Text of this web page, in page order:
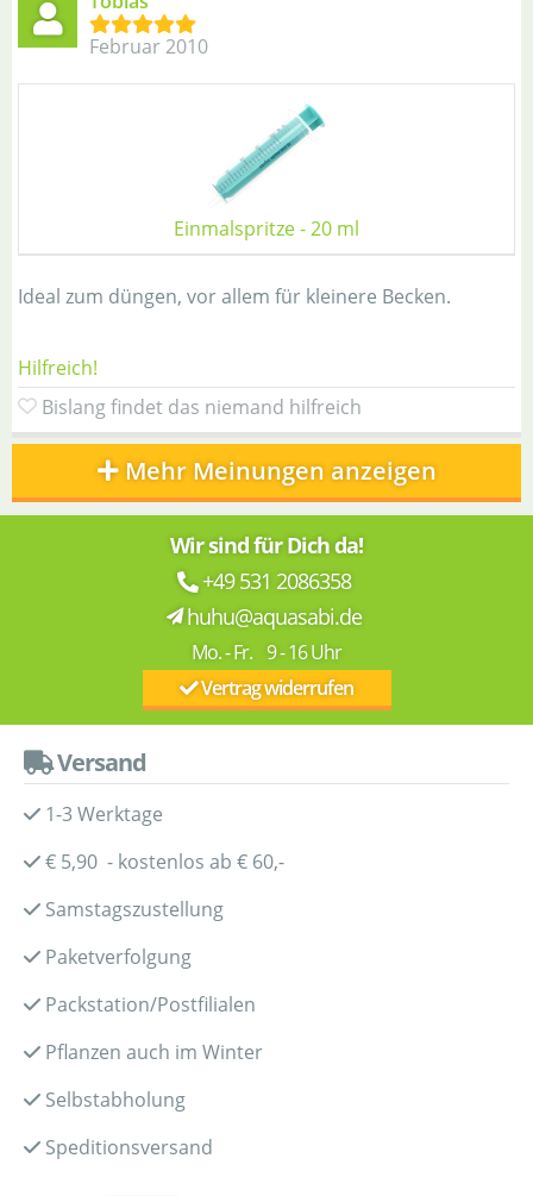
Februar 2010
Einmalspritze - 20 ml
Ideal zum düngen, vor allem für kleinere Becken.
Hilfreich!
Bislang findet das niemand hilfreich
Mehr Meinungen anzeigen
Wir sind für Dich da!
+49 531 2086358
huhu@aquasabi.de
Mo. - Fr. 9 - 16 Uhr
Vertrag widerrufen
Versand
1-3 Werktage
€ 5,90 - kostenlos ab € 60,-
Samstagszustellung
Paketverfolgung
Packstation/Postfilialen
Pflanzen auch im Winter
Selbstabholung
Speditionsversand